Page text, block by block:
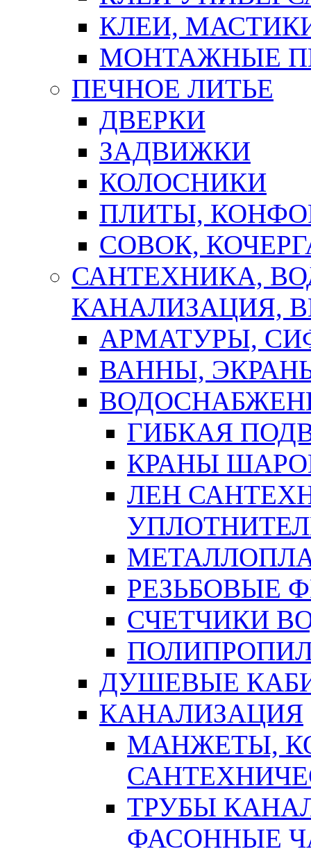
КЛЕИ,
МОНТАЖНЫЕ
ПЕЧНОЕ ЛИТЬЕ
ДВЕРКИ
ЗАДВИЖКИ
КОЛОСНИКИ
ПЛИТЫ,
СОВОК,
САНТЕХНИКА,
КАНАЛИЗАЦИЯ,
АРМАТУРЫ,
ВАННЫ,
ГИБКАЯ
КРАНЫ
ЛЕН
РЕЗЬБОВЫЕ
СЧЕТЧИКИ
ДУШЕВЫЕ
КАНАЛИЗАЦИЯ
МАНЖЕТЫ,
ТРУБЫ
ФАСОННЫЕ